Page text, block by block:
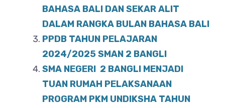
BAHASA BALI DAN SEKAR ALIT
DALAM RANGKA BULAN BAHASA BALI
PPDB TAHUN PELAJARAN
2024/2025 SMAN 2 BANGLI
SMA NEGERI 2 BANGLI MENJADI
TUAN RUMAH PELAKSANAAN
PROGRAM PKM UNDIKSHA TAHUN